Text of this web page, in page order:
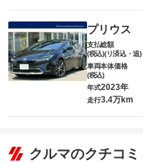
プリウス
支払総額
(税込)(リ済込・追)
車両本体価格
(税込)
年式2023年
走行3.4万km
クルマのクチコミ